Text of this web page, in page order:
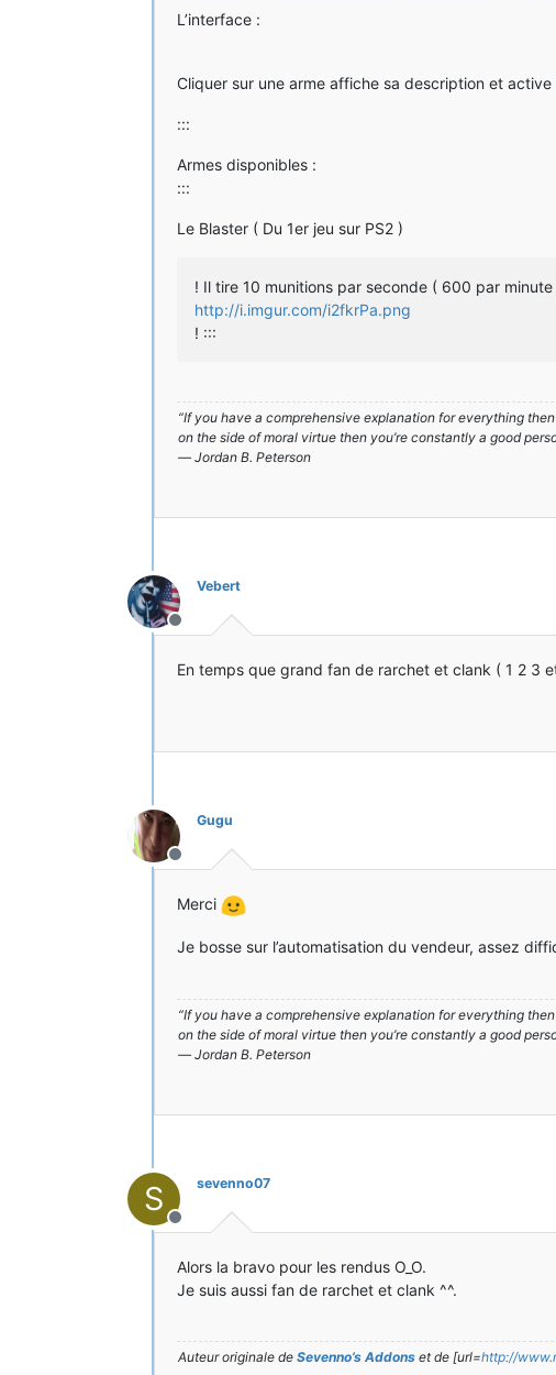
L’interface :
Cliquer sur une arme affiche sa description et
:::
Armes disponibles :
:::
Le Blaster ( Du 1er jeu sur PS2 )
! Il tire 10 munitions par seconde ( 600 par
http://i.imgur.com/i2fkrPa.png
! :::
“If you have a comprehensive explanation for everything
on the side of moral virtue then you’re constantly a good
― Jordan B. Peterson
Hors-ligne
Vebert
En temps que grand fan de rarchet et clank ( 1 2 3
Hors-ligne
Gugu
Merci
Je bosse sur l’automatisation du vendeur, assez
“If you have a comprehensive explanation for everything
on the side of moral virtue then you’re constantly a good
― Jordan B. Peterson
S
Hors-ligne
sevenno07
Alors la bravo pour les rendus O_O.
Je suis aussi fan de rarchet et clank ^^.
Auteur originale de Sevenno’s Addons et de [url=http://